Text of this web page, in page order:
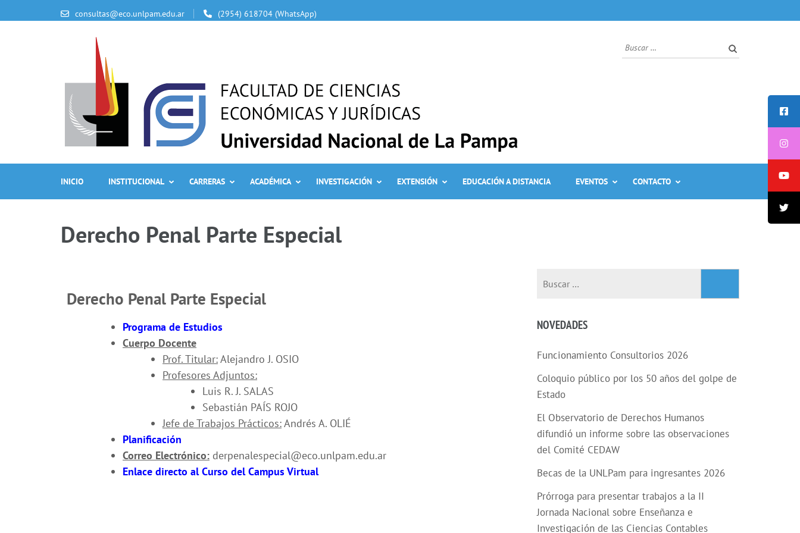
consultas@eco.unlpam.edu.ar (2954) 618704 (WhatsApp)
INICIO INSTITUCIONAL CARRERAS ACADÉMICA INVESTIGACIÓN EXTENSIÓN EDUCACIÓN A DISTANCIA EVENTOS CONTACTO
Derecho Penal Parte Especial
Derecho Penal Parte Especial
Programa de Estudios
Cuerpo Docente
Prof. Titular:Alejandro J. OSIO
Profesores Adjuntos:
Luis R. J. SALAS
Sebastián PAÍS ROJO
Jefe de Trabajos Prácticos:Andrés A. OLIÉ
Planificación
Correo Electrónico: derpenalespecial@eco.unlpam.edu.ar
Enlace directo al Curso del Campus Virtual
NOVEDADES
Funcionamiento Consultorios 2026
Coloquio público por los 50 años del golpe de
Estado
El Observatorio de Derechos Humanos
difundió un informe sobre las observaciones
del Comité CEDAW
Becas de la UNLPam para ingresantes 2026
Prórroga para presentar trabajos a la II
Jornada Nacional sobre Enseñanza e
Investigación de las Ciencias Contables